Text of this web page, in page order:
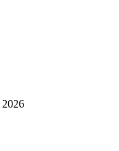
2026